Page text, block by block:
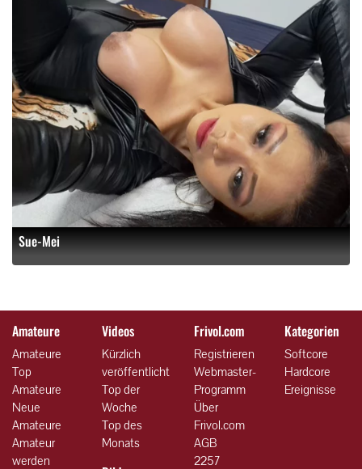
Sue-Mei
Amateure
Amateure
Top
Amateure
Neue
Amateure
Amateur
werden
Videos
Kürzlich
veröffentlicht
Top der
Woche
Top des
Monats
Frivol.com
Registrieren
Webmaster-
Programm
Über
Frivol.com
AGB
2257
Kategorien
Softcore
Hardcore
Ereignisse